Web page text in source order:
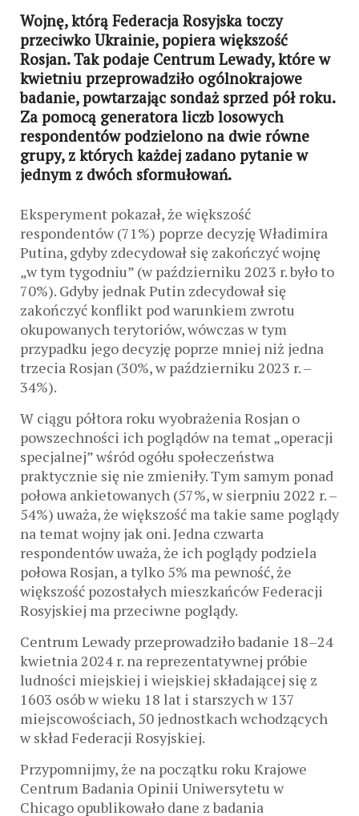
Wojnę, którą Federacja Rosyjska toczy
przeciwko Ukrainie, popiera większość
Rosjan. Tak podaje Centrum Lewady, które w
kwietniu przeprowadziło ogólnokrajowe
badanie, powtarzając sondaż sprzed pół roku.
Za pomocą generatora liczb losowych
respondentów podzielono na dwie równe
grupy, z których każdej zadano pytanie w
jednym z dwóch sformułowań.
Eksperyment pokazał, że większość
respondentów (71%) poprze decyzję Władimira
Putina, gdyby zdecydował się zakończyć wojnę
„w tym tygodniu” (w październiku 2023 r. było to
70%). Gdyby jednak Putin zdecydował się
zakończyć konflikt pod warunkiem zwrotu
okupowanych terytoriów, wówczas w tym
przypadku jego decyzję poprze mniej niż jedna
trzecia Rosjan (30%, w październiku 2023 r. –
34%).
W ciągu półtora roku wyobrażenia Rosjan o
powszechności ich poglądów na temat „operacji
specjalnej” wśród ogółu społeczeństwa
praktycznie się nie zmieniły. Tym samym ponad
połowa ankietowanych (57%, w sierpniu 2022 r. –
54%) uważa, że ​​większość ma takie same poglądy
na temat wojny jak oni. Jedna czwarta
respondentów uważa, że ​​ich poglądy podziela
połowa Rosjan, a tylko 5% ma pewność, że
większość pozostałych mieszkańców Federacji
Rosyjskiej ma przeciwne poglądy.
Centrum Lewady przeprowadziło badanie 18–24
kwietnia 2024 r. na reprezentatywnej próbie
ludności miejskiej i wiejskiej składającej się z
1603 osób w wieku 18 lat i starszych w 137
miejscowościach, 50 jednostkach wchodzących
w skład Federacji Rosyjskiej.
Przypomnijmy, że na początku roku Krajowe
Centrum Badania Opinii Uniwersytetu w
Chicago opublikowało dane z badania